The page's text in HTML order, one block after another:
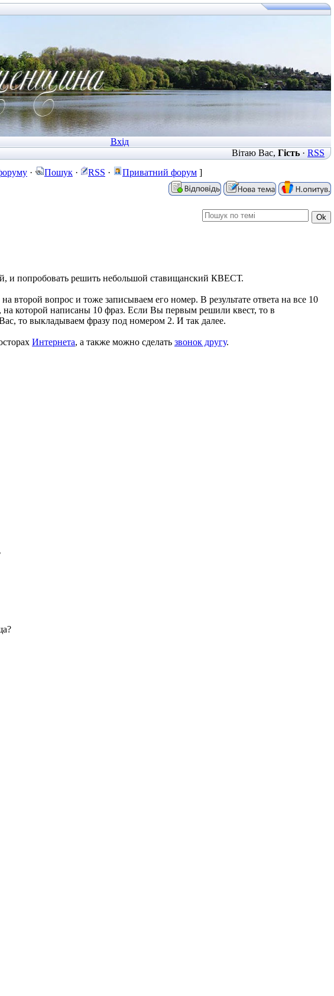
Вхід
Вітаю Вас, Гість· RSS
· Пошук · RSS · Приватний форум ]
и попробовать решить небольшой ставищанский КВЕСТ.
вопрос и тоже записываем его номер. В результате ответа на все 10
которой написаны 10 фраз. Если Вы первым решили квест, то в
то выкладываем фразу под номером 2. И так далее.
Интернета, а также можно сделать звонок другу.